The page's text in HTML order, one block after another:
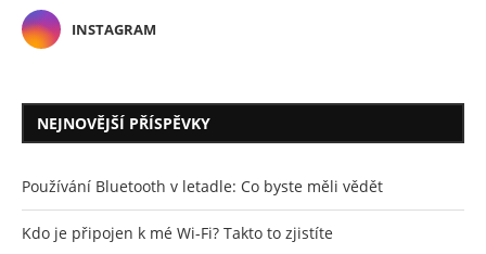
INSTAGRAM
NEJNOVĚJŠÍ PŘÍSPĚVKY
Používání Bluetooth v letadle: Co byste měli vědět
Kdo je připojen k mé Wi-Fi? Takto to zjistíte